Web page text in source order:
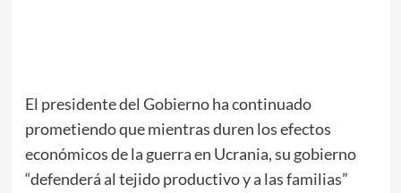
El presidente del Gobierno ha continuado
prometiendo que mientras duren los efectos
económicos de la guerra en Ucrania, su gobierno
“defenderá al tejido productivo y a las familias”